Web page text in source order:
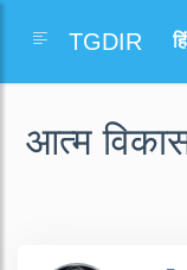
TGDIR
आत्म